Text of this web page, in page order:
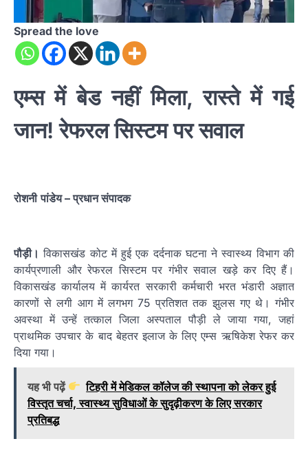
Spread the love
एम्स में बेड नहीं मिला, रास्ते में गई
जान! रेफरल सिस्टम पर सवाल
रोशनी पांडेय– प्रधान संपादक
पौड़ी। विकासखंड कोट में हुई एक दर्दनाक घटना ने स्वास्थ्य विभाग की
कार्यप्रणाली और रेफरल सिस्टम पर गंभीर सवाल खड़े कर दिए हैं।
विकासखंड कार्यालय में कार्यरत सरकारी कर्मचारी भरत भंडारी अज्ञात
कारणों से लगी आग में लगभग 75 प्रतिशत तक झुलस गए थे। गंभीर
अवस्था में उन्हें तत्काल जिला अस्पताल पौड़ी ले जाया गया, जहां
प्राथमिक उपचार के बाद बेहतर इलाज के लिए एम्स ऋषिकेश रेफर कर
दिया गया।
यह भी पढ़ें
टिहरी में मेडिकल कॉलेज की स्थापना को लेकर हुई
विस्तृत चर्चा, स्वास्थ्य सुविधाओं के सुदृढ़ीकरण के लिए सरकार
प्रतिबद्ध